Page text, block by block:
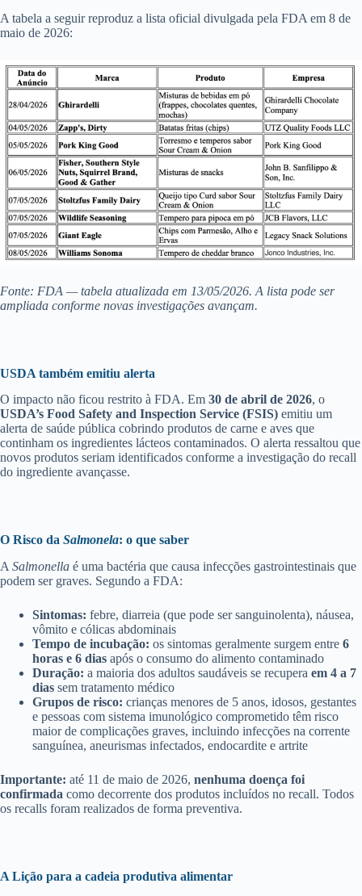
A tabela a seguir reproduz a lista oficial divulgada pela FDA em 8 de
maio de 2026:
Fonte: FDA — tabela atualizada em 13/05/2026. A lista pode ser
ampliada conforme novas investigações avançam.
USDA também emitiu alerta
O impacto não ficou restrito à FDA. Em 30 de abril de 2026, o
USDA’s Food Safety and Inspection Service (FSIS) emitiu um
alerta de saúde pública cobrindo produtos de carne e aves que
continham os ingredientes lácteos contaminados. O alerta ressaltou que
novos produtos seriam identificados conforme a investigação do recall
do ingrediente avançasse.
O Risco da Salmonela: o que saber
A Salmonella é uma bactéria que causa infecções gastrointestinais que
podem ser graves. Segundo a FDA:
Sintomas: febre, diarreia (que pode ser sanguinolenta), náusea,
vômito e cólicas abdominais
Tempo de incubação: os sintomas geralmente surgem entre 6
horas e 6 dias após o consumo do alimento contaminado
Duração: a maioria dos adultos saudáveis se recupera em 4 a 7
dias sem tratamento médico
Grupos de risco: crianças menores de 5 anos, idosos, gestantes
e pessoas com sistema imunológico comprometido têm risco
maior de complicações graves, incluindo infecções na corrente
sanguínea, aneurismas infectados, endocardite e artrite
Importante: até 11 de maio de 2026, nenhuma doença foi
confirmada como decorrente dos produtos incluídos no recall. Todos
os recalls foram realizados de forma preventiva.
A Lição para a cadeia produtiva alimentar